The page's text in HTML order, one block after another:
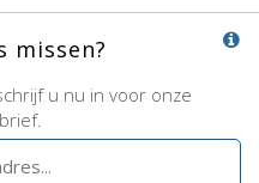
missen?
u nu in voor onze